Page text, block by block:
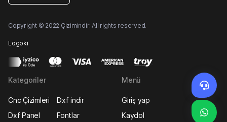
Copyright © 2022 Çizimindir. All rights reserved.
Logoki
Kategoriler
Cnc Çizimleri
Dxf indir
Dxf Panel
Fontlar
Menü
Giriş yap
Kaydol